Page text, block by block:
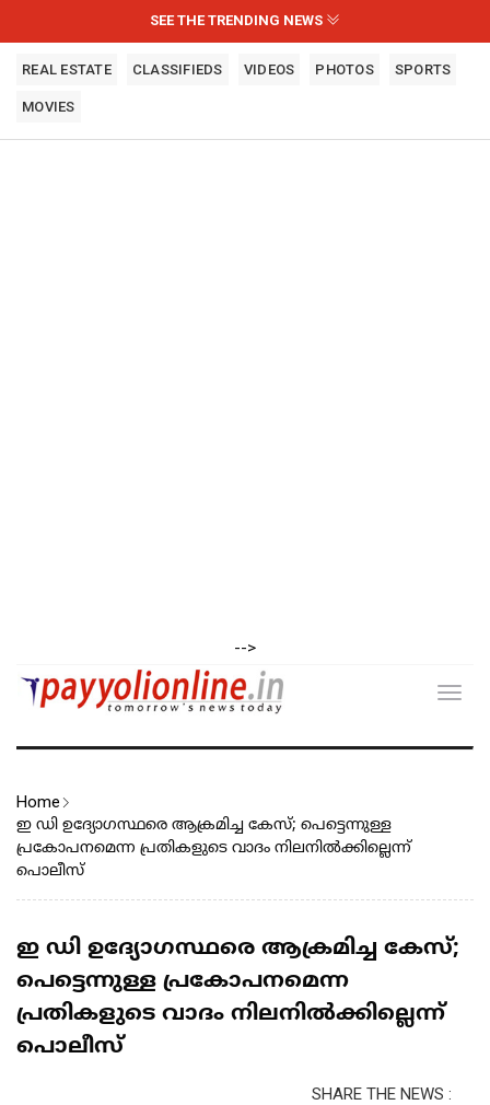
SEE THE TRENDING NEWS
REAL ESTATE CLASSIFIEDS VIDEOS PHOTOS SPORTS
MOVIES
-->
Home
ഇ ഡി ഉദ്യോഗസ്ഥരെ ആക്രമിച്ച കേസ്; പെട്ടെന്നുള്ള
പ്രകോപനമെന്ന പ്രതികളുടെ വാദം നിലനിൽക്കില്ലെന്ന്
പൊലീസ്
ഇ ഡി ഉദ്യോഗസ്ഥരെ ആക്രമിച്ച കേസ്;
പെട്ടെന്നുള്ള പ്രകോപനമെന്ന
പ്രതികളുടെ വാദം നിലനിൽക്കില്ലെന്ന്
പൊലീസ്
SHARE THE NEWS :